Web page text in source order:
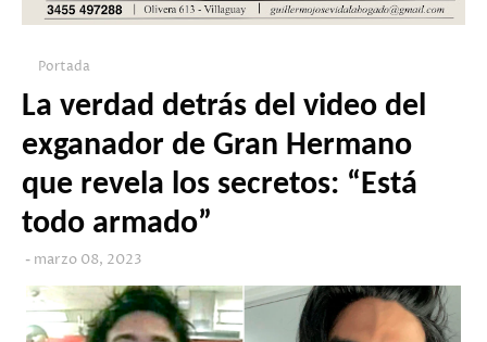
Portada
La verdad detrás del video del
exganador de Gran Hermano
que revela los secretos: “Está
todo armado”
marzo 08, 2023